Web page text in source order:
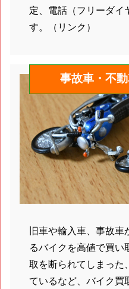
定、電話（フリーダイ
す。（リンク）
事故車・不
旧車や輸入車、事故
るバイクを高値で買い
取を断られてしまった
ているなど、バイク買